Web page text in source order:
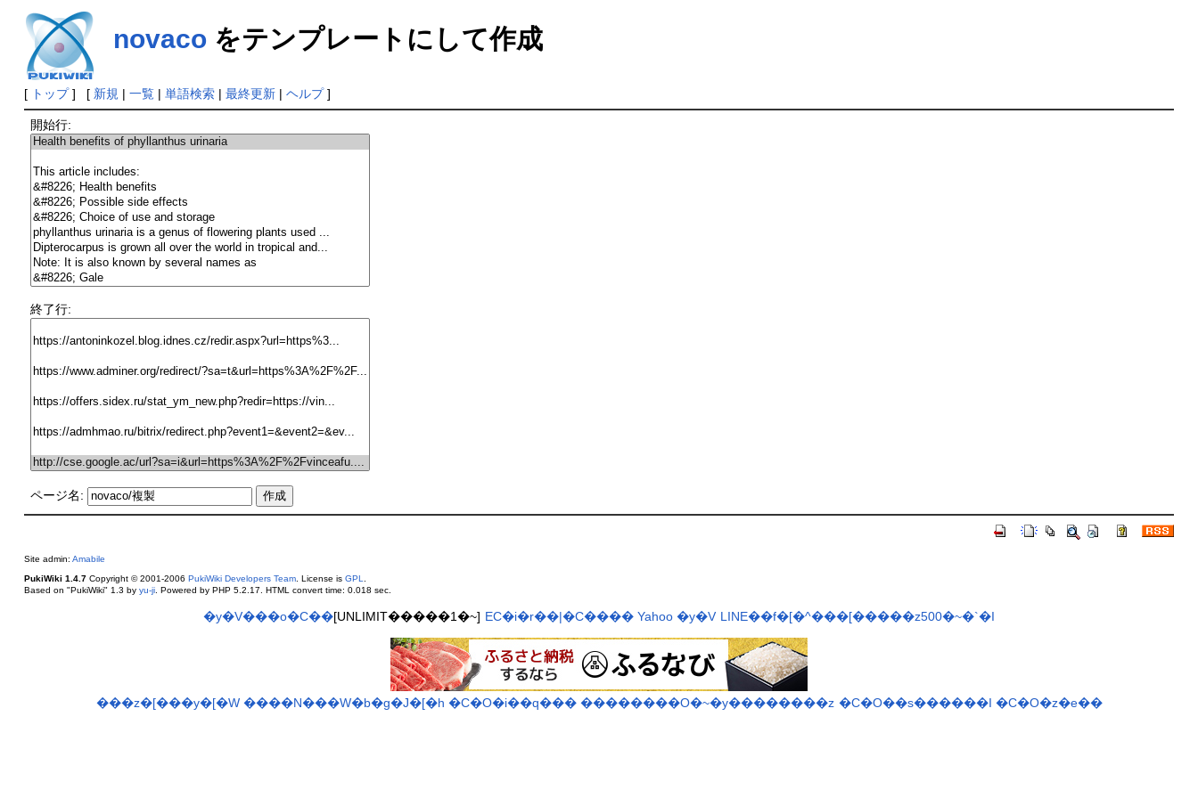
novacoをテンプレートにして作成
[ トップ] [ 新規 | 一覧| 単語検索| 最終更新| ヘルプ]
開始行:
終了行:
ページ名:
Site admin: Amabile
PukiWiki 1.4.7Copyright © 2001-2006 PukiWiki Developers Team. License is GPL
Based on "PukiWiki" 1.3 by yu-ji. Powered by PHP 5.2.17. HTML convert time: 0.018 sec.
�y�V���o�C��[UNLIMIT�����1�~] EC�i�r��|�C���� Yahoo �y�V LINE��f�[�^���[�����z500�~�`�I
���z�[���y�[�W ����N���W�b�g�J�[�h �C�O�i��q��� ��������O�~�y��������z �C�O��s������I �C�O�z�e��